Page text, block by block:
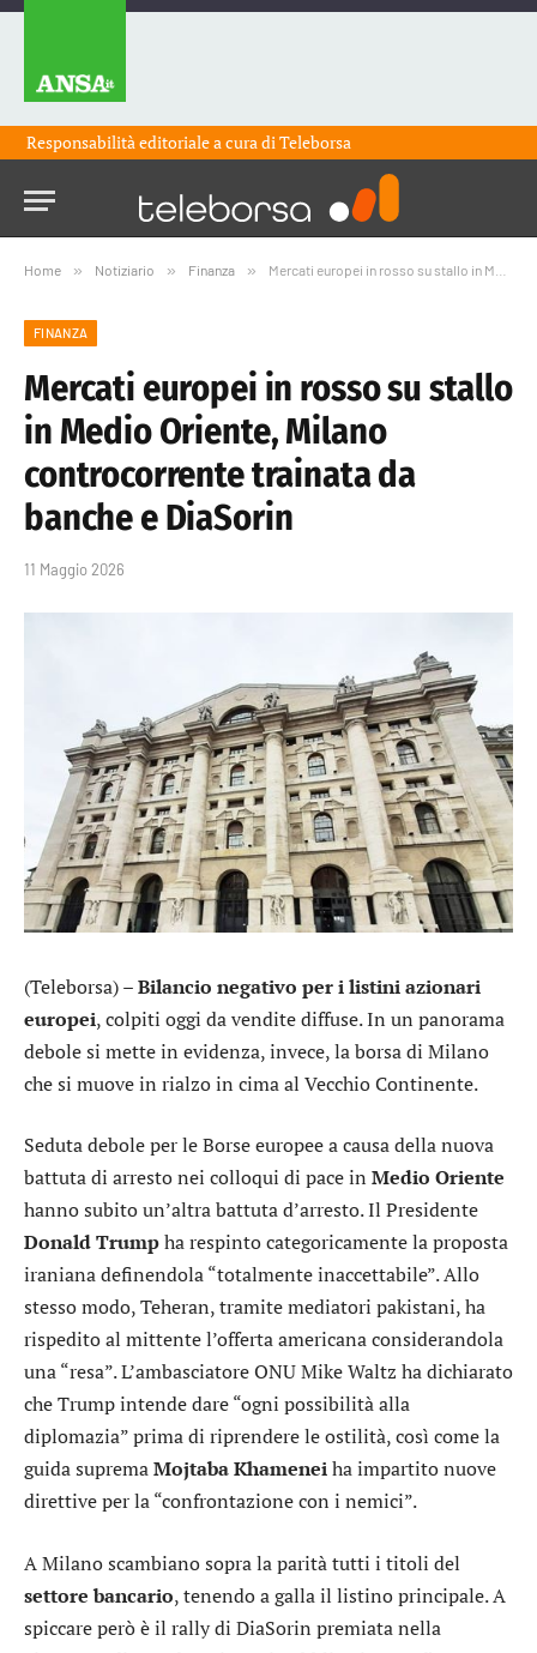
Responsabilità editoriale a cura diTeleborsa
Home » Notiziario » Finanza » Mercati europei in rosso su stallo in Medio Oriente, Milano controcorrente trainata da banche e DiaSorin
FINANZA
Mercati europei in rosso su stallo
in Medio Oriente, Milano
controcorrente trainata da
banche e DiaSorin
11 Maggio 2026
(Teleborsa) –Bilancio negativo per i listini azionari
europei, colpiti oggi da vendite diffuse. In un panorama
debole si mette in evidenza, invece, la borsa di Milano
che si muove in rialzo in cima al Vecchio Continente.
Seduta debole per le Borse europee a causa della nuova
battuta di arresto nei colloqui di pace in Medio Oriente
hanno subito un’altra battuta d’arresto. Il Presidente
DonaldTrumpha respinto categoricamente la proposta
iraniana definendola “totalmente inaccettabile”. Allo
stesso modo, Teheran, tramite mediatori pakistani, ha
rispedito al mittente l’offerta americana considerandola
una “resa”. L’ambasciatore ONU Mike Waltz ha dichiarato
che Trump intende dare “ogni possibilità alla
diplomazia” prima di riprendere le ostilità, così come la
guida supremaMojtabaKhameneiha impartito nuove
direttive per la “confrontazione con i nemici”.
A Milano scambiano sopra la parità tutti i titoli del
settore bancario, tenendo a galla il listino principale. A
spiccare però è il rally di DiaSorin premiata nella